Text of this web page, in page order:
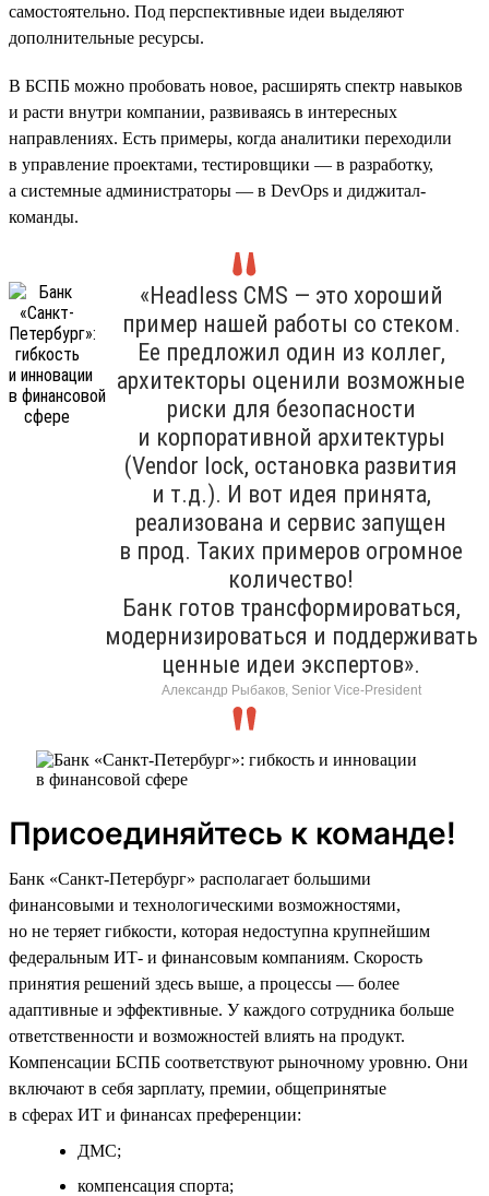
самостоятельно. Под перспективные идеи выделяют
дополнительные ресурсы.
В БСПБ можно пробовать новое, расширять спектр навыков
и расти внутри компании, развиваясь в интересных
направлениях. Есть примеры, когда аналитики переходили
в управление проектами, тестировщики — в разработку,
а системные администраторы — в DevOps и диджитал-
команды.
«Headless CMS — это хороший
пример нашей работы со стеком.
Ее предложил один из коллег,
архитекторы оценили возможные
риски для безопасности
и корпоративной архитектуры
(Vendor lock, остановка развития
и т.д.). И вот идея принята,
реализована и сервис запущен
в прод. Таких примеров огромное
количество!
Банк готов трансформироваться,
модернизироваться и поддерживать
ценные идеи экспертов».
Александр Рыбаков, Senior Vice-President
Присоединяйтесь к команде!
Банк «Санкт-Петербург» располагает большими
финансовыми и технологическими возможностями,
но не теряет гибкости, которая недоступна крупнейшим
федеральным ИТ- и финансовым компаниям. Скорость
принятия решений здесь выше, а процессы — более
адаптивные и эффективные. У каждого сотрудника больше
ответственности и возможностей влиять на продукт.
Компенсации БСПБ соответствуют рыночному уровню. Они
включают в себя зарплату, премии, общепринятые
в сферах ИТ и финансах преференции:
ДМС;
компенсация спорта;